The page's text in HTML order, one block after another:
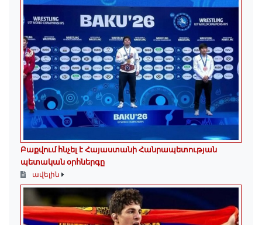
Բաքվում հնչել է Հայաստանի Հանրապետության
պետական օրհներգը
ավելին